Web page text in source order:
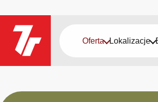
Oferta Lokalizacje